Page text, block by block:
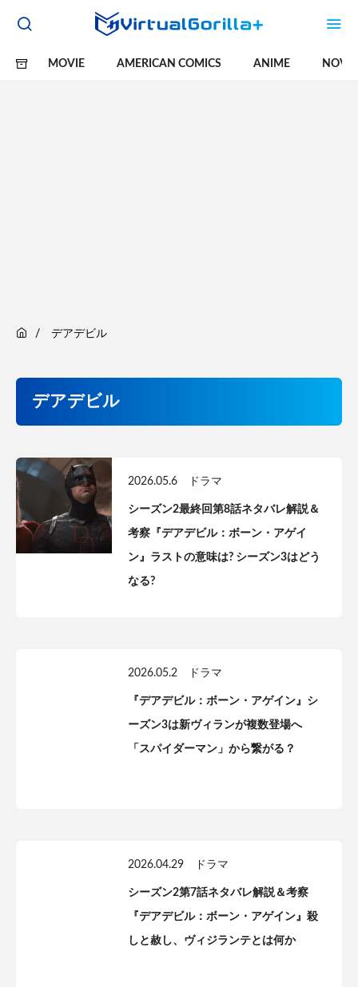
MOVIE AMERICAN COMICS ANIME
デアデビル
デアデビル
2026.05.6 ドラマ
シーズン2最終回第8話ネタバレ解説＆
考察『デアデビル：ボーン・アゲイ
ン』ラストの意味は? シーズン3はどう
なる?
2026.05.2 ドラマ
『デアデビル：ボーン・アゲイン』シ
ーズン3は新ヴィランが複数登場へ
「スパイダーマン」から繋がる？
2026.04.29 ドラマ
シーズン2第7話ネタバレ解説＆考察
『デアデビル：ボーン・アゲイン』殺
しと赦し、ヴィジランテとは何か